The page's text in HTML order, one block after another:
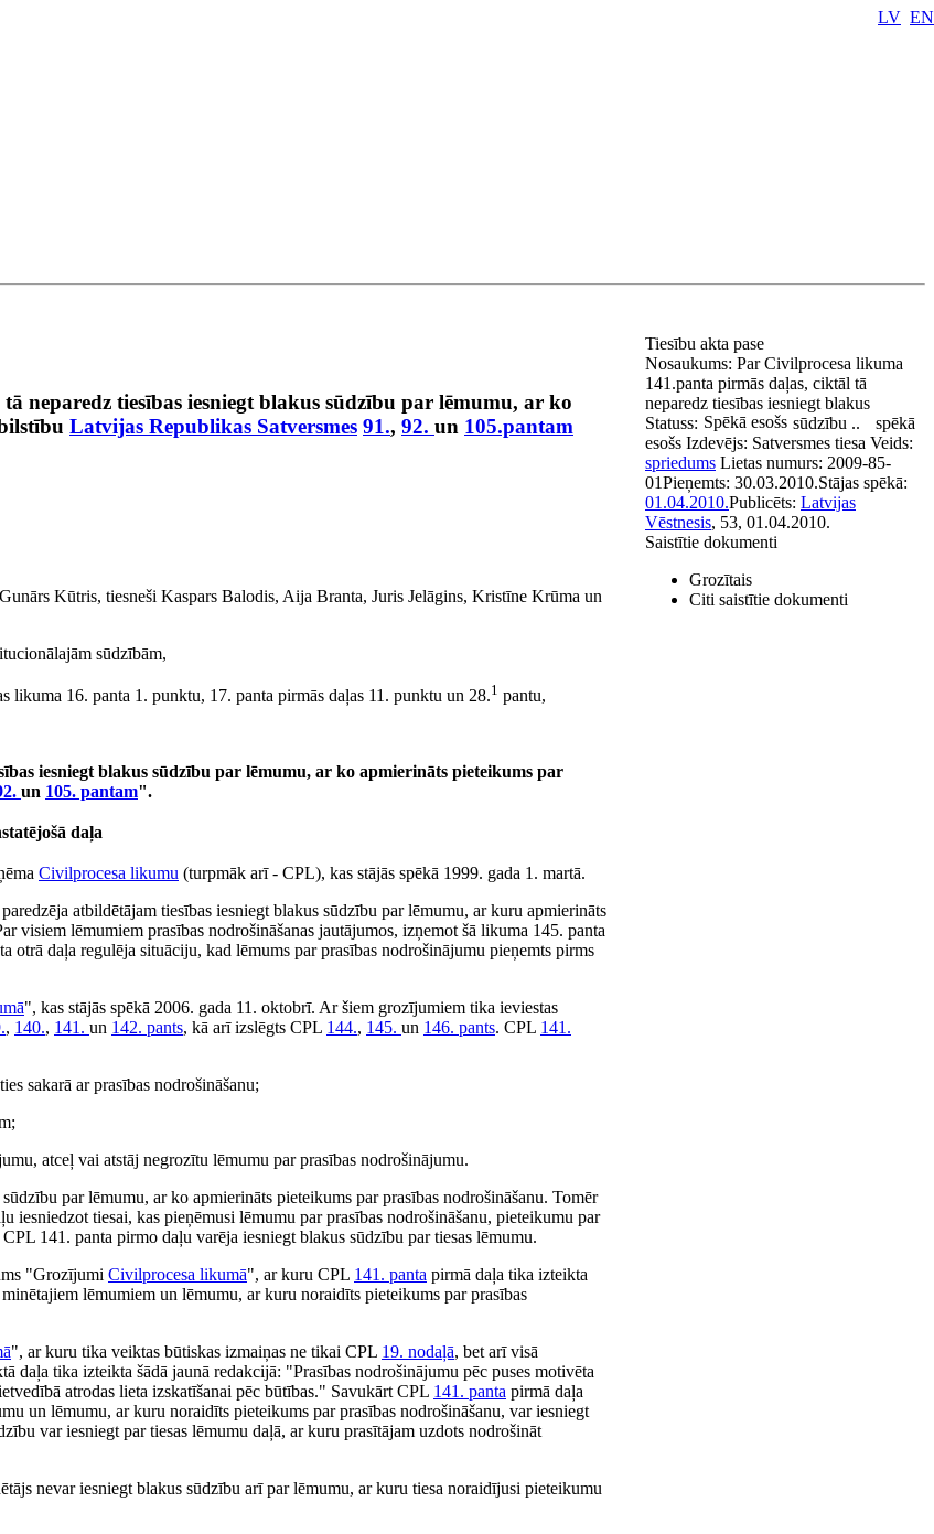
LV EN
neparedz tiesības iesniegt blakus sūdzību par lēmumu, ar ko
Latvijas Republikas Satversmes 91., 92. un 105.pantam
Gunārs Kūtris, tiesneši Kaspars Balodis, Aija Branta, Juris Jelāgins, Kristīne Krūma un
sūdzībām,
likuma 16. panta 1. punktu, 17. panta pirmās daļas 11. punktu un 28.1 pantu,
iesniegt blakus sūdzību par lēmumu, ar ko apmierināts pieteikums par
un 105. pantam".
daļa
Civilprocesa likumu (turpmāk arī - CPL), kas stājās spēkā 1999. gada 1. martā.
atbildētājam tiesības iesniegt blakus sūdzību par lēmumu, ar kuru apmierināts
visiem lēmumiem prasības nodrošināšanas jautājumos, izņemot šā likuma 145. panta
daļa regulēja situāciju, kad lēmums par prasības nodrošinājumu pieņemts pirms
", kas stājās spēkā 2006. gada 11. oktobrī. Ar šiem grozījumiem tika ieviestas
, 140., 141. un 142. pants, kā arī izslēgts CPL 144., 145. un 146. pants. CPL 141.
sakarā ar prasības nodrošināšanu;
atceļ vai atstāj negrozītu lēmumu par prasības nodrošinājumu.
par lēmumu, ar ko apmierināts pieteikums par prasības nodrošināšanu. Tomēr
iesniedzot tiesai, kas pieņēmusi lēmumu par prasības nodrošināšanu, pieteikumu par
141. panta pirmo daļu varēja iesniegt blakus sūdzību par tiesas lēmumu.
"Grozījumi Civilprocesa likumā", ar kuru CPL 141. panta pirmā daļa tika izteikta
lēmumiem un lēmumu, ar kuru noraidīts pieteikums par prasības
", ar kuru tika veiktas būtiskas izmaiņas ne tikai CPL 19. nodaļā, bet arī visā
daļa tika izteikta šādā jaunā redakcijā: "Prasības nodrošinājumu pēc puses motivēta
atrodas lieta izskatīšanai pēc būtības." Savukārt CPL 141. panta pirmā daļa
un lēmumu, ar kuru noraidīts pieteikums par prasības nodrošināšanu, var iesniegt
var iesniegt par tiesas lēmumu daļā, ar kuru prasītājam uzdots nodrošināt
nevar iesniegt blakus sūdzību arī par lēmumu, ar kuru tiesa noraidījusi pieteikumu
Tiesību akta pase
Nosaukums: Par Civilprocesa likuma
141.panta pirmās daļas, ciktāl tā
neparedz tiesības iesniegt blakus
sūdzību ..
Statuss: Spēkā esošs
spēkā
esošs Izdevējs: Satversmes tiesa Veids:
spriedums Lietas numurs: 2009-85-
01Pieņemts: 30.03.2010.Stājas spēkā:
01.04.2010.Publicēts: Latvijas
Vēstnesis, 53, 01.04.2010.
Saistītie dokumenti
Grozītais
Citi saistītie dokumenti